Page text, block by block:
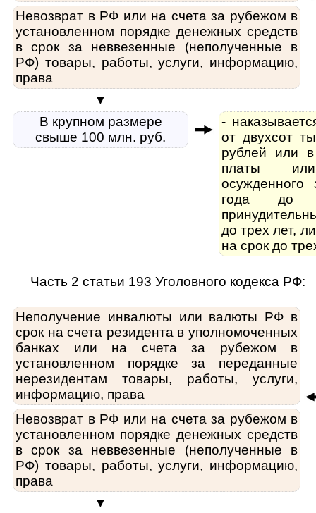
Невозврат в РФ или на счета за рубежом в
установленном порядке денежных средств
в срок за неввезенные (неполученные в
РФ) товары, работы, услуги, информацию,
права
▼
В крупном размере
свыше 100 млн. руб.
-
от двухсот
рублей или
платы
года до
до трех лет,
на срок до
Часть 2 статьи 193 Уголовного кодекса РФ:
Неполучение инвалюты или валюты РФ в
срок на счета резидента в уполномоченных
банках или на счета за рубежом в
установленном порядке за переданные
нерезидентам товары, работы, услуги,
информацию, права
Невозврат в РФ или на счета за рубежом в
установленном порядке денежных средств
в срок за неввезенные (неполученные в
РФ) товары, работы, услуги, информацию,
права
▼